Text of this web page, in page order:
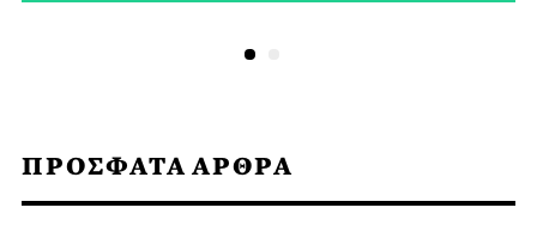
ΠΡΟΣΦΑΤΑ ΑΡΘΡΑ